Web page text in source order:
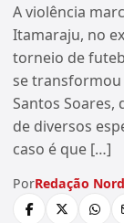
A violência
Itamaraju, no
torneio de
se transformou
Santos
de diversos
caso é que […]
PorRedação